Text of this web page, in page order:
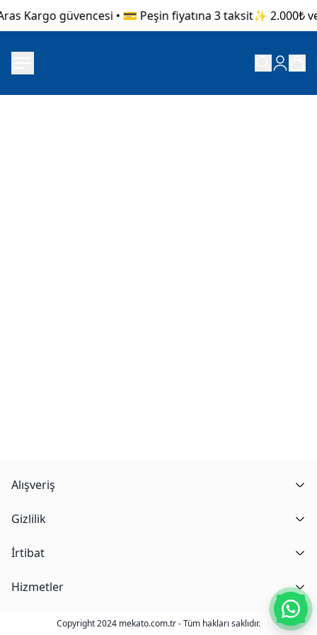
Kargo güvencesi • 💳 Peşin fiyatına 3 taksit✨ 2.000₺
Alışveriş
Gizlilik
İrtibat
Hizmetler
Copyright 2024 mekato.com.tr - Tüm hakları saklıdır.